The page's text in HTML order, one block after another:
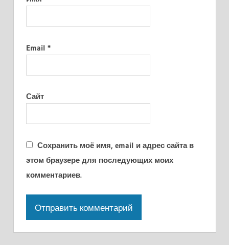
Email *
Сайт
Сохранить моё имя, email и адрес сайта в
этом браузере для последующих моих
комментариев.